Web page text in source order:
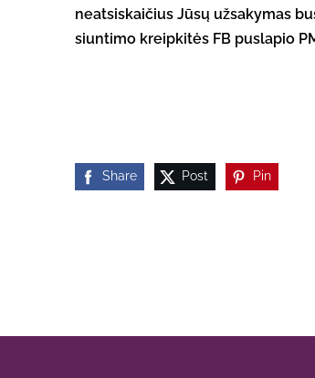
neatsiskaičius Jūsų užsakymas
siuntimo kreipkitės FB puslapio
Share Post Pin